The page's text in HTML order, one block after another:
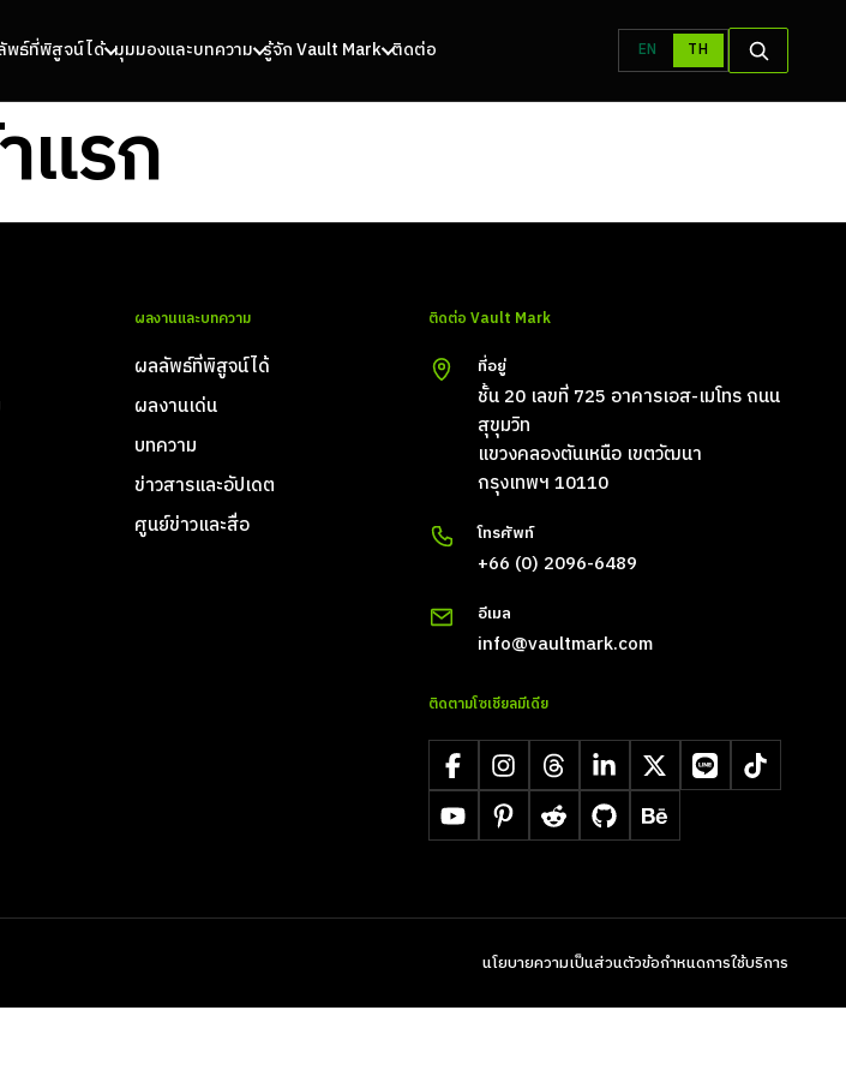
พธ์ที่พิสูจน์ได้ มุมมองและบทความ รู้จัก Vault Mark ติดต่อ EN TH
แรก
ผลงานและบทความ
ผลลัพธ์ที่พิสูจน์ได้
ผลงานเด่น
บทความ
ข่าวสารและอัปเดต
ศูนย์ข่าวและสื่อ
ติดต่อ Vault Mark
ที่อยู่
ชั้น 20 เลขที่ 725 อาคารเอส-เมโทร ถนน
สุขุมวิท
แขวงคลองตันเหนือ เขตวัฒนา
กรุงเทพฯ 10110
โทรศัพท์
+66 (0) 2096-6489
อีเมล
info@vaultmark.com
ติดตามโซเชียลมีเดีย
FacebookInstagram
ThreadsLinkedIn
X LINETikTok
YouTubePinterest
RedditGitHubBehance
นโยบายความเป็นส่วนตัวข้อกำหนดการใช้บริการ